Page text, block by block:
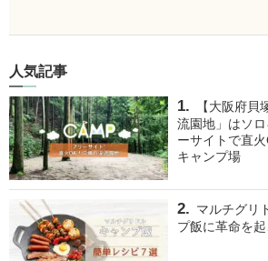
人気記事
【大阪府貝
流園地」はソ
ーサイトで直
キャンプ場
マルチグリ
プ飯に革命を起